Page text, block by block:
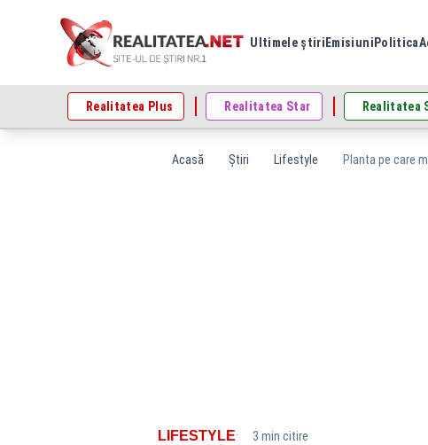
Ultimele știri Emisiuni Politica
Realitatea Plus Realitatea Star Realitatea
Acasă Știri Lifestyle Planta pe care
LIFESTYLE· 3 min citire